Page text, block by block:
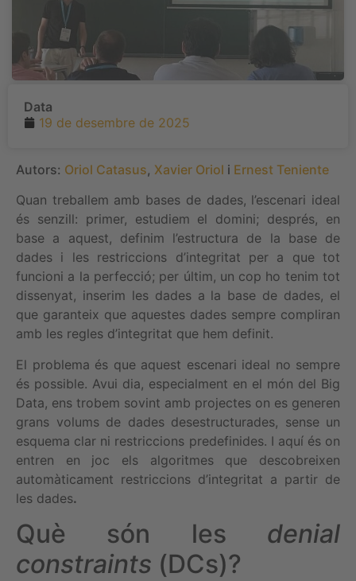
Autors: Oriol Catasus, Xavier Oriol i Ernest Teniente
Quan treballem amb bases de dades, l’escenari ideal
és senzill: primer, estudiem el domini; després, en
base a aquest, definim l’estructura de la base de
dades i les restriccions d’integritat per a que tot
funcioni a la perfecció; per últim, un cop ho tenim tot
dissenyat, inserim les dades a la base de dades, el
que garanteix que aquestes dades sempre compliran
amb les regles d’integritat que hem definit.
El problema és que aquest escenari ideal no sempre
és possible. Avui dia, especialment en el món del Big
Data, ens trobem sovint amb projectes on es generen
grans volums de dades desestructurades, sense un
esquema clar ni restriccions predefinides. I aquí és on
entren en joc els algoritmes que descobreixen
automàticament restriccions d’integritat a partir de
les dades.
Què són les denial
constraints (DCs)?
Data
19 de desembre de 2025